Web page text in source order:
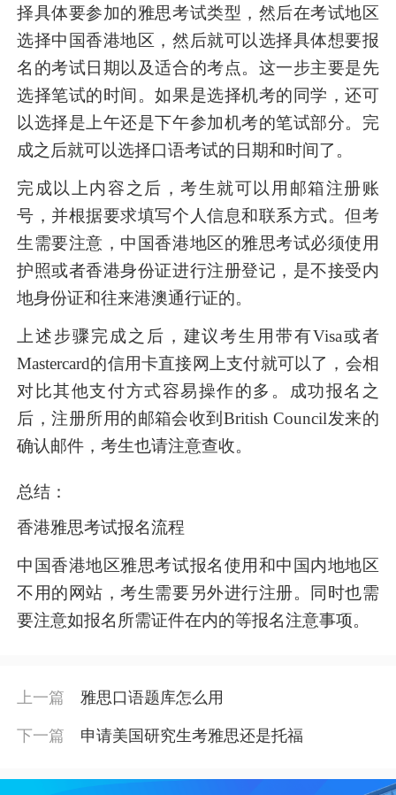
择具体要参加的雅思考试类型，然后在考试地区
选择中国香港地区，然后就可以选择具体想要报
名的考试日期以及适合的考点。这一步主要是先
选择笔试的时间。如果是选择机考的同学，还可
以选择是上午还是下午参加机考的笔试部分。完
成之后就可以选择口语考试的日期和时间了。
完成以上内容之后，考生就可以用邮箱注册账
号，并根据要求填写个人信息和联系方式。但考
生需要注意，中国香港地区的雅思考试必须使用
护照或者香港身份证进行注册登记，是不接受内
地身份证和往来港澳通行证的。
上述步骤完成之后，建议考生用带有Visa或者
Mastercard的信用卡直接网上支付就可以了，会相
对比其他支付方式容易操作的多。成功报名之
后，注册所用的邮箱会收到British Council发来的
确认邮件，考生也请注意查收。
总结：
香港雅思考试报名流程
中国香港地区雅思考试报名使用和中国内地地区
不用的网站，考生需要另外进行注册。同时也需
要注意如报名所需证件在内的等报名注意事项。
上一篇 雅思口语题库怎么用
下一篇 申请美国研究生考雅思还是托福